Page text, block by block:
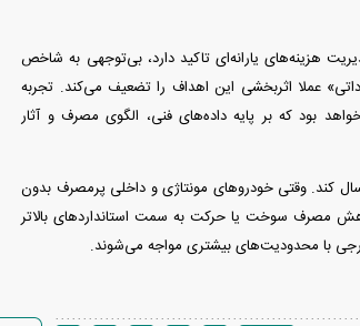
هزینه‌های یارانه‌ای تاکید دارد، بی‌توجهی به شاخص
عملا اثربخشی این اهداف را تضعیف می‌کند. تجربه
بود که بر پایه داده‌های فنی، الگوی مصرف و آثار
کند. وقتی خودرو‌های مونتاژی و داخلی پرمصرف بدون
کاهش مصرف سوخت یا حرکت به سمت استاندارد‌های بالاتر
با محدودیت‌های بیشتری مواجه می‌شوند.